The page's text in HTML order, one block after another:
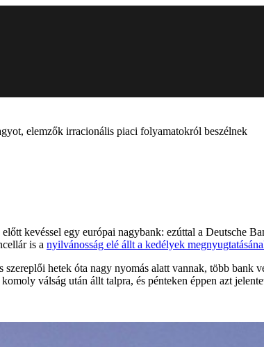
elemzők irracionális piaci folyamatokról beszélnek
kevéssel egy európai nagybank: ezúttal a Deutsche
is a nyilvánosság elé állt a kedélyek
hetek óta nagy nyomás alatt vannak, több bank
válság után állt talpra, és pénteken éppen azt